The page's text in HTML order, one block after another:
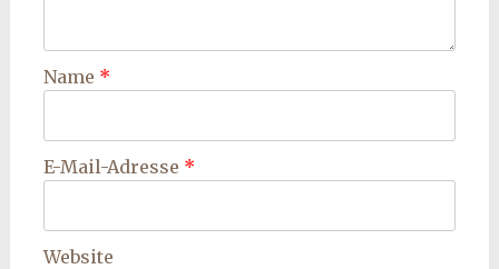
Name *
E-Mail-Adresse *
Website